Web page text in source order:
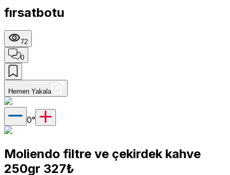
fırsatbotu
72
0
Hemen Yakala
0°
Moliendo filtre ve çekirdek kahve
250gr 327₺